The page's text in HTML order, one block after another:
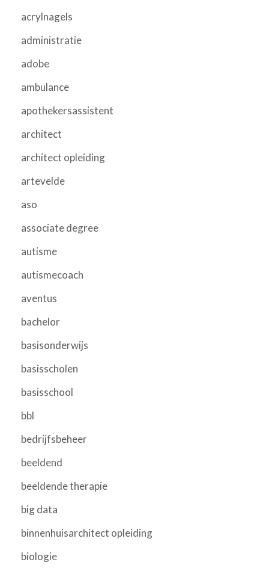
acrylnagels
administratie
adobe
ambulance
apothekersassistent
architect
architect opleiding
artevelde
aso
associate degree
autisme
autismecoach
aventus
bachelor
basisonderwijs
basisscholen
basisschool
bbl
bedrijfsbeheer
beeldend
beeldende therapie
big data
binnenhuisarchitect opleiding
biologie